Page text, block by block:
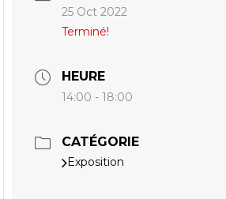
25 Oct 2022
Terminé!
HEURE
14:00 - 18:00
CATÉGORIE
Exposition